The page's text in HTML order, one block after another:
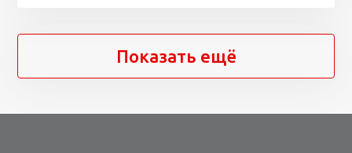
Показать ещё